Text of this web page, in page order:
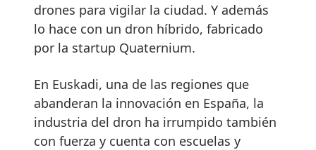
drones para vigilar la ciudad. Y además
lo hace con un dron híbrido, fabricado
por la startup Quaternium.
En Euskadi, una de las regiones que
abanderan la innovación en España, la
industria del dron ha irrumpido también
con fuerza y cuenta con escuelas y